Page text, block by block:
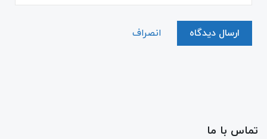
ارسال دیدگاه انصراف
تماس با ما